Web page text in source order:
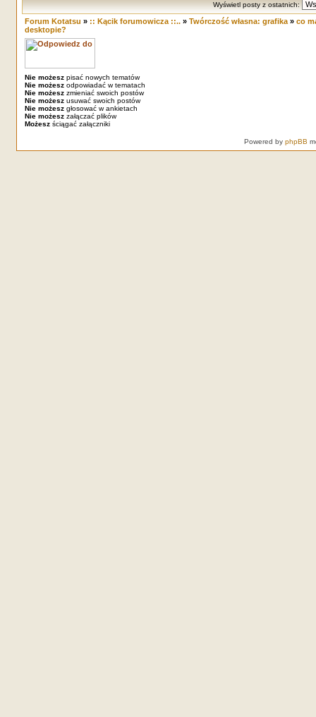
Wyświetl posty z ostatnich:
Forum Kotatsu » :: Kącik forumowicza ::..» Twórczość własna: grafika» co
desktopie?
Nie możeszpisać nowych tematów
Nie możeszodpowiadać w tematach
Nie możeszzmieniać swoich postów
Nie możeszusuwać swoich postów
Nie możeszgłosować w ankietach
Nie możeszzałączać plików
Możeszściągać załączniki
Powered by phpBB